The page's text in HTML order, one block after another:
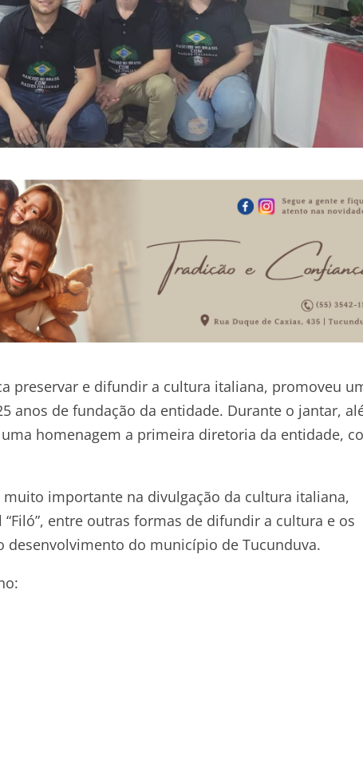
preservar e difundir a cultura italiana, promoveu
anos de fundação da entidade. Durante o jantar,
homenagem a primeira diretoria da entidade,
importante na divulgação da cultura italiana,
entre outras formas de difundir a cultura e os
do município de Tucunduva.